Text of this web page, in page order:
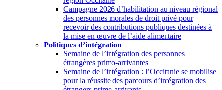
Campagne 2026 d’habilitation au niveau régional
des personnes morales de droit privé pour
recevoir des contributions publiques destinées à
la mise en œuvre de l’aide alimentaire
Politiques d’intégration
Semaine de l’intégration des personnes
étrangères primo-arrivantes
Semaine de l’intégration : l’Occitanie se mobilise
pour la réussite des parcours d’intégration des